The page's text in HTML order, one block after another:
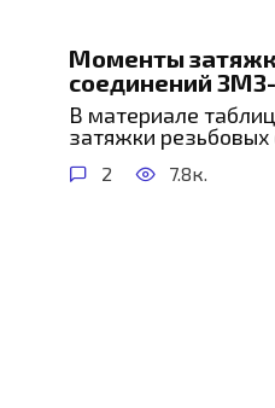
Моменты
соединений ЗМЗ-
В материале
затяжки резьбовых
2 7.8к.